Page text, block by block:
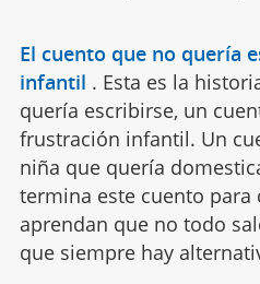
El cuento que no quería
infantil . Esta es la
quería escribirse, un
frustración infantil. Un
niña que quería
termina este cuento para
aprendan que no todo
que siempre hay